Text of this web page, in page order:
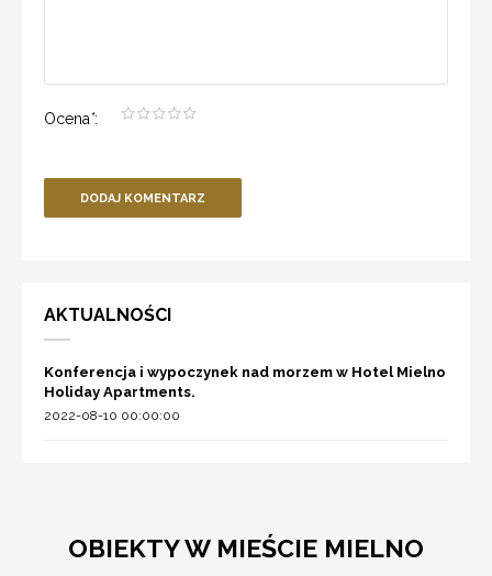
Ocena*:
DODAJ KOMENTARZ
AKTUALNOŚCI
Konferencja i wypoczynek nad morzem w Hotel Mielno
Holiday Apartments.
2022-08-10 00:00:00
OBIEKTY W MIEŚCIE MIELNO